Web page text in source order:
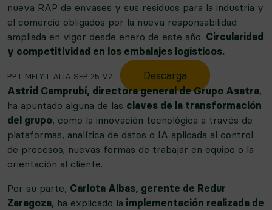
nueva RAP de envases y sus residuos para la industria y
el comercio obligados por la nueva responsabilidad
ampliada en vigor desde enero de este año. Circularidad
y competitividad en los embalajes logísticos.
PPT MELYT ALIA SEP 25 V2 Descarga
Astrid Camprubí, directora general de Grupo Asatra,
ha apuntado alguna de las claves de la transformación
del grupo, como la innovación tecnológica a través de
plataformas, analítica de datos o IA aplicada al control
de procesos; nuevas formas de trabajar en equipo o la
orientación al cliente.
Por su parte, Carlota Albas, gerente de Redur
Zaragoza, ha explicado la implementación realizada de